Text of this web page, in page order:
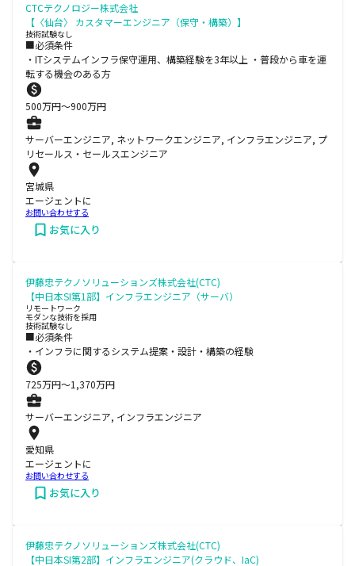
CTCテクノロジー株式会社
【〈仙台〉 カスタマーエンジニア（保守・構築）】
技術試験なし
■必須条件
・ITシステムインフラ保守運用、構築経験を3年以上 ・普段から車を運
転する機会のある方
500万円〜900万円
サーバーエンジニア, ネットワークエンジニア, インフラエンジニア, プ
リセールス・セールスエンジニア
宮城県
エージェントに
お問い合わせする
お気に入り
伊藤忠テクノソリューションズ株式会社(CTC)
【中日本SI第1部】インフラエンジニア（サーバ）
リモートワーク
モダンな技術を採用
技術試験なし
■必須条件
・インフラに関するシステム提案・設計・構築の経験
725万円〜1,370万円
サーバーエンジニア, インフラエンジニア
愛知県
エージェントに
お問い合わせする
お気に入り
伊藤忠テクノソリューションズ株式会社(CTC)
【中日本SI第2部】インフラエンジニア(クラウド、IaC)